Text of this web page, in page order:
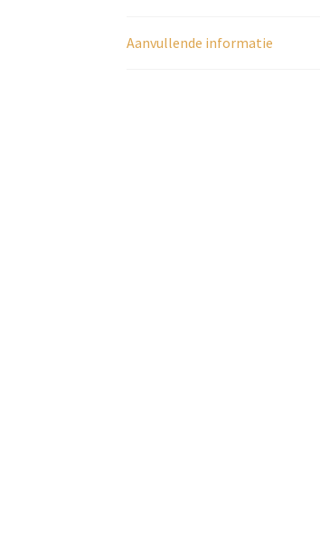
Aanvullende informatie